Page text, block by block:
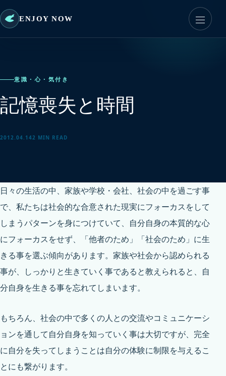
ENJOY NOW
意識・心・気付き
記憶喪失と時間
2012.04.142 MIN READ
日々の生活の中、家族や学校・会社、社会の中を過ごす事
で、私たちは社会的な合意された現実にフォーカスをして
しまうパターンを身につけていて、自分自身の本質的な心
にフォーカスをせず、「他者のため」「社会のため」に生
きる事を選ぶ傾向があります。家族や社会から認められる
事が、しっかりと生きていく事であると教えられると、自
分自身を生きる事を忘れてしまいます。
もちろん、社会の中で多くの人との交流やコミュニケーシ
ョンを通して自分自身を知っていく事は大切ですが、完全
に自分を失ってしまうことは自分の体験に制限を与えるこ
とにも繋がります。